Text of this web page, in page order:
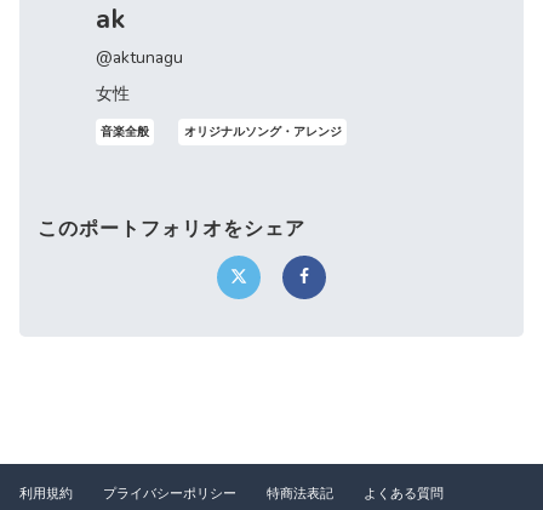
ak
@aktunagu
女性
音楽全般 オリジナルソング・アレンジ
このポートフォリオをシェア
利用規約 プライバシーポリシー 特商法表記 よくある質問